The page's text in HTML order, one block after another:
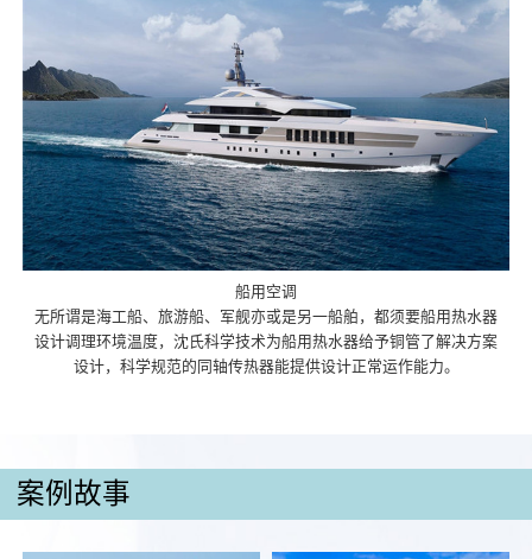
船用空调
无所谓是海工船、旅游船、军舰亦或是另一船舶，都须要船用热水器
设计调理环境温度，沈氏科学技术为船用热水器给予铜管了解决方案
设计，科学规范的同轴传热器能提供设计正常运作能力。
案例故事